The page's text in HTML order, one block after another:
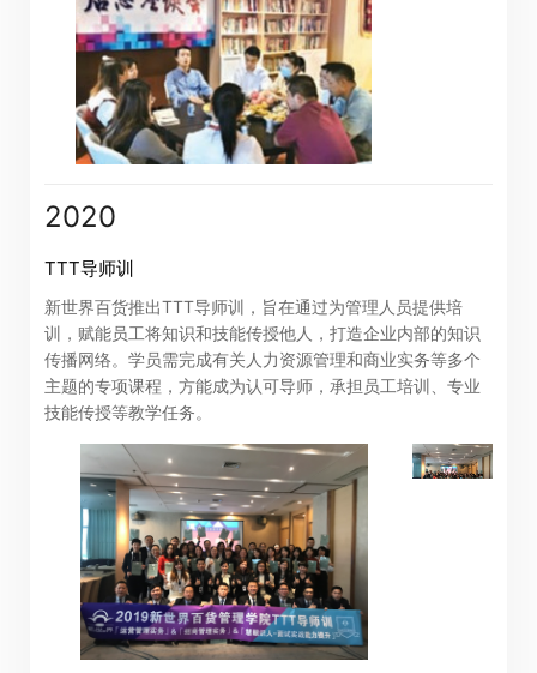
2020
TTT导师训
新世界百货推出TTT导师训，旨在通过为管理人员提供培
训，赋能员工将知识和技能传授他人，打造企业内部的知识
传播网络。学员需完成有关人力资源管理和商业实务等多个
主题的专项课程，方能成为认可导师，承担员工培训、专业
技能传授等教学任务。
公告(补发已遗失股票)